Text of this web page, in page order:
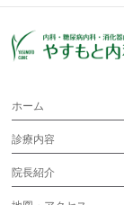
ホーム
診療内容
院長紹介